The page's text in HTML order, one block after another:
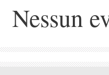
Nessun